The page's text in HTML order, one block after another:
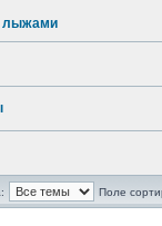
лыжами
Поле